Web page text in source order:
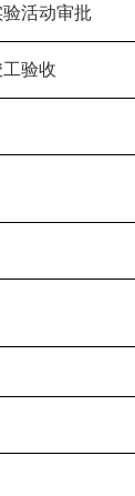
活动审批
验收